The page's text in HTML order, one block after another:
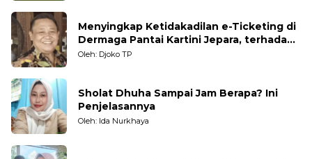
Menyingkap Ketidakadilan e-Ticketing di
Dermaga Pantai Kartini Jepara, terhadap
Nelayan Tradisional
Oleh: Djoko TP
Sholat Dhuha Sampai Jam Berapa? Ini
Penjelasannya
Oleh: Ida Nurkhaya